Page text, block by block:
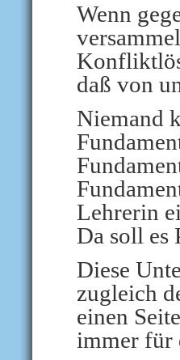
Wenn
daß von
Niemand
Lehrerin
Da soll es
Diese
zugleich
einen
immer für